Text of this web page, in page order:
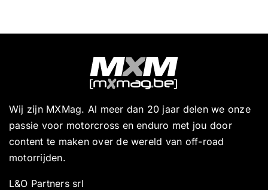
Wij zijn MXMag. Al meer dan 20 jaar delen we onze
passie voor motorcross en enduro met jou door
content te maken over de wereld van off-road
motorrijden.
L&O Partners srl